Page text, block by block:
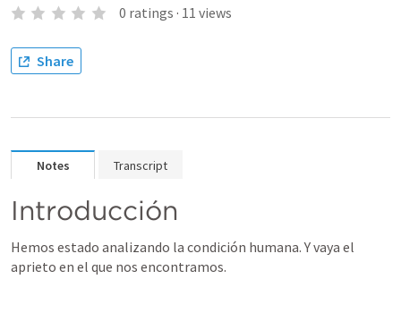
0 ratings · 11 views
Share
Notes Transcript
Introducción
Hemos estado analizando la condición humana. Y vaya el
aprieto en el que nos encontramos.